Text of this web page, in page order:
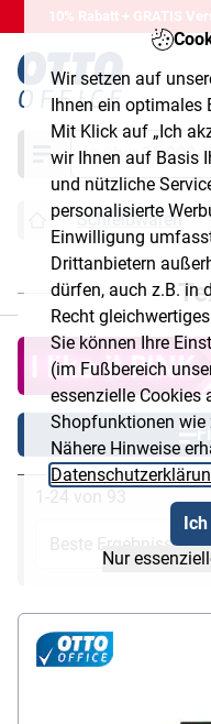
Wir setzen auf
Ihnen ein optimales
Mit Klick auf „Ich
wir Ihnen auf Basis
und nützliche
personalisierte
Einwilligung
Drittanbietern
dürfen, auch z.B. in
Recht
Sie können Ihre
(im Fußbereich
essenzielle Cookies
Shopfunktionen wie
Nähere Hinweise
Nur
10% Rabatt + GRATIS
Suche
Schreibwaren
1-24 von 93